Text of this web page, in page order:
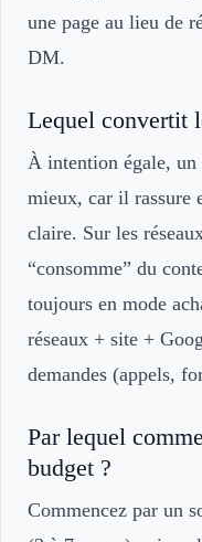
une page au lieu de
DM.
Lequel convertit
À intention égale,
mieux, car il rassure
claire. Sur les
“consomme” du
toujours en mode
réseaux + site +
demandes (appels,
Par lequel
budget ?
Commencez par un